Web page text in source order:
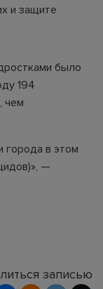
и защите
было
194
чем
города в этом
—
записью